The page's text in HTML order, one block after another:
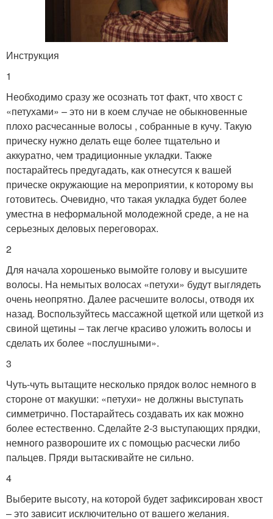
Инструкция
1
Необходимо сразу же осознать тот факт, что хвост с
«петухами» – это ни в коем случае не обыкновенные
плохо расчесанные волосы , собранные в кучу. Такую
прическу нужно делать еще более тщательно и
аккуратно, чем традиционные укладки. Также
постарайтесь предугадать, как отнесутся к вашей
прическе окружающие на мероприятии, к которому вы
готовитесь. Очевидно, что такая укладка будет более
уместна в неформальной молодежной среде, а не на
серьезных деловых переговорах.
2
Для начала хорошенько вымойте голову и высушите
волосы. На немытых волосах «петухи» будут выглядеть
очень неопрятно. Далее расчешите волосы, отводя их
назад. Воспользуйтесь массажной щеткой или щеткой из
свиной щетины – так легче красиво уложить волосы и
сделать их более «послушными».
3
Чуть-чуть вытащите несколько прядок волос немного в
стороне от макушки: «петухи» не должны выступать
симметрично. Постарайтесь создавать их как можно
более естественно. Сделайте 2-3 выступающих прядки,
немного разворошите их с помощью расчески либо
пальцев. Пряди вытаскивайте не сильно.
4
Выберите высоту, на которой будет зафиксирован хвост
– это зависит исключительно от вашего желания.